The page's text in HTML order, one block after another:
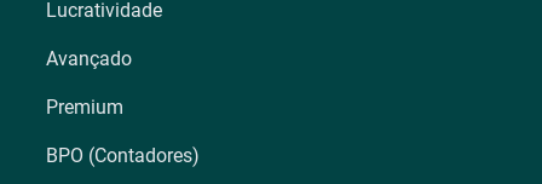
Lucratividade
Avançado
Premium
BPO (Contadores)